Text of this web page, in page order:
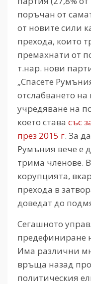
поръчан от
от новите сили
прехода, които
премахнати от
т.нар. нови
„Спасете
отслабването на
учредяване на
което става със
през 2015 г. За
Румъния вече е
трима членове.
корупцията,
прехода в
доведат до
Сегашното
предефиниране
Има различни
връща назад
политическия